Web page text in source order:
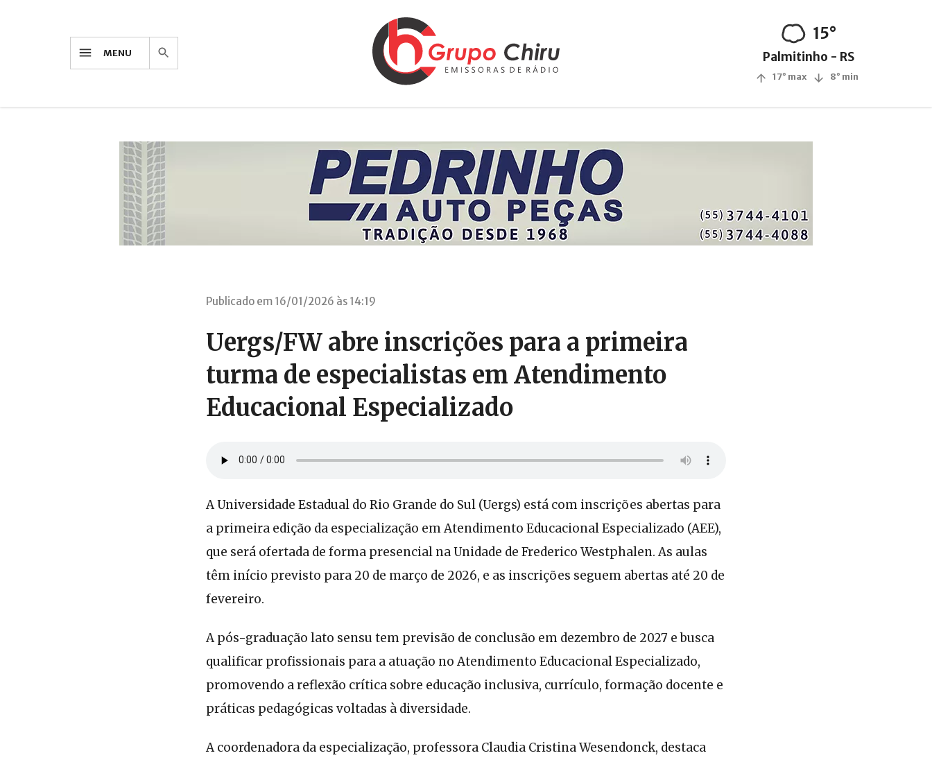
MENU
15°
Palmitinho - RS
17° max 8° min
Publicado em 16/01/2026 às 14:19
Uergs/FW abre inscrições para a primeira
turma de especialistas em Atendimento
Educacional Especializado
A Universidade Estadual do Rio Grande do Sul (Uergs) está com inscrições abertas para
a primeira edição da especialização em Atendimento Educacional Especializado (AEE),
que será ofertada de forma presencial na Unidade de Frederico Westphalen. As aulas
têm início previsto para 20 de março de 2026, e as inscrições seguem abertas até 20 de
fevereiro.
A pós-graduação lato sensu tem previsão de conclusão em dezembro de 2027 e busca
qualificar profissionais para a atuação no Atendimento Educacional Especializado,
promovendo a reflexão crítica sobre educação inclusiva, currículo, formação docente e
práticas pedagógicas voltadas à diversidade.
A coordenadora da especialização, professora Claudia Cristina Wesendonck, destaca